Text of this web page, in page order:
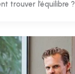
trouver l’équilibre ?